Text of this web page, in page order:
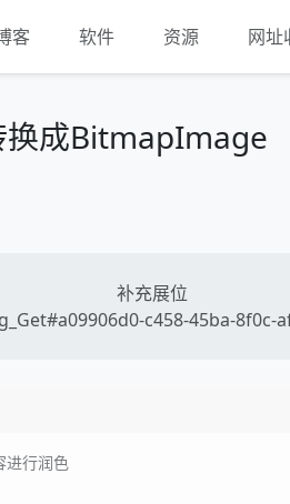
客 软件 资源 网址
成BitmapImage
补充展位
c458-45ba-8f0c-
进行润色